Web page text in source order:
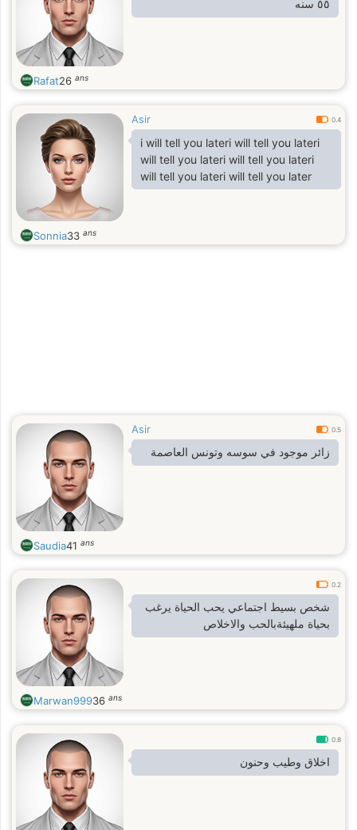
٥٥ سنه
Rafat26 ans
Asir 0.4
i will tell you lateri will tell you lateri
will tell you lateri will tell you lateri
will tell you lateri will tell you later
Sonnia33 ans
Asir 0.5
زائر موجود في سوسه وتونس العاصمة
Saudia41 ans
0.2
شخص بسيط اجتماعي يحب الحياة يرغب
بحياة ملهيئةبالحب والاخلاص
Marwan99936 ans
0.8
اخلاق وطيب وحنون